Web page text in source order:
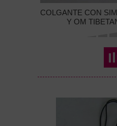
COLGANTE CON
Y OM